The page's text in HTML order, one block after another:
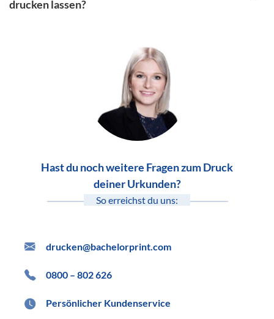
drucken lassen?
Hast du noch weitere Fragen zum Druck
deiner Urkunden?
So erreichst du uns:
drucken@bachelorprint.com
0800 – 802 626
Persönlicher Kundenservice